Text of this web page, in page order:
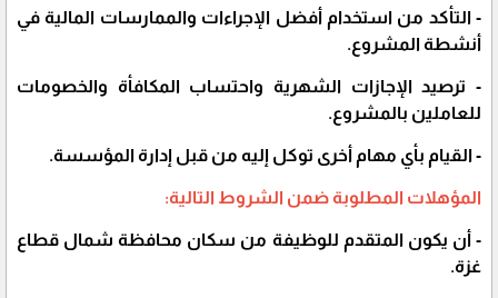
- التأكد من استخدام أفضل الإجراءات والممارسات المالية في
أنشطة المشروع.
- ترصيد الإجازات الشهرية واحتساب المكافأة والخصومات
للعاملين بالمشروع.
- القيام بأي مهام أخرى توكل إليه من قبل إدارة المؤسسة.
المؤهلات المطلوبة ضمن الشروط التالية:
- أن يكون المتقدم للوظيفة من سكان محافظة شمال قطاع
غزة.